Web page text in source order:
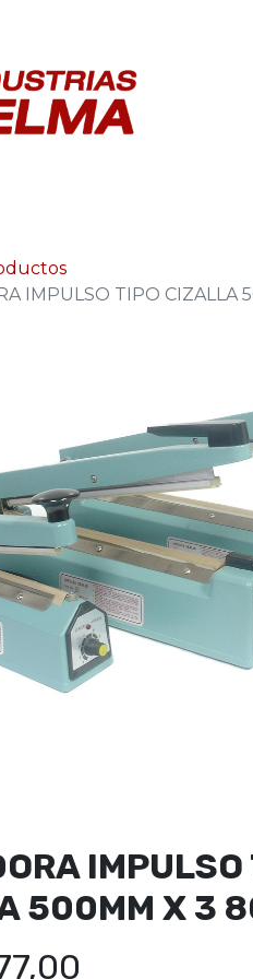
IMPULSO TIPO CIZALLA
IMPULSO
500MM X 3